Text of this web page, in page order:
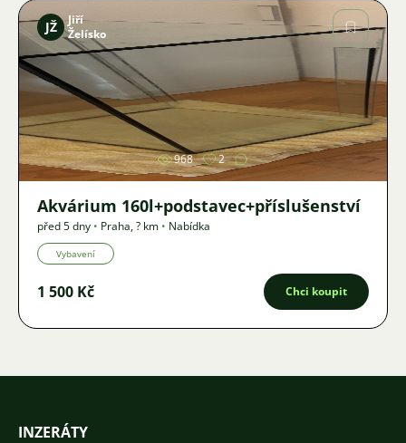
Obrázek
JŽ
Jiří
Želísko
968 2
Akvárium 160l+podstavec+příslušenství
před 5 dny • Praha,? km • Nabídka
Vybavení
1 500 Kč Chci koupit
INZERÁTY